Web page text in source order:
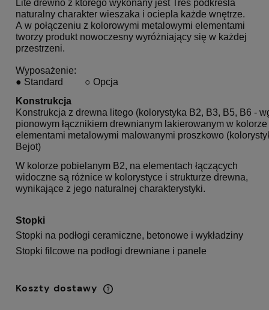
Lite drewno z którego wykonany jest Tres podkreśla
naturalny charakter wieszaka i ociepla każde wnętrze.
A w połączeniu z kolorowymi metalowymi elementami
tworzy produkt nowoczesny wyróżniający się w każdej
przestrzeni.
Wyposażenie:
● Standard ○ Opcja
Konstrukcja
Konstrukcja z drewna litego (kolorystyka B2, B3, B5, B6 -
pionowym łącznikiem drewnianym lakierowanym w
elementami metalowymi malowanymi proszkowo
Bejot)
W kolorze pobielanym B2, na elementach łączących
widoczne są różnice w kolorystyce i strukturze drewna,
wynikające z jego naturalnej charakterystyki.
Stopki
Stopki na podłogi ceramiczne, betonowe i wykładziny
Stopki filcowe na podłogi drewniane i panele
Koszty dostawy
Cena nie zawiera ewentualnych kosztów